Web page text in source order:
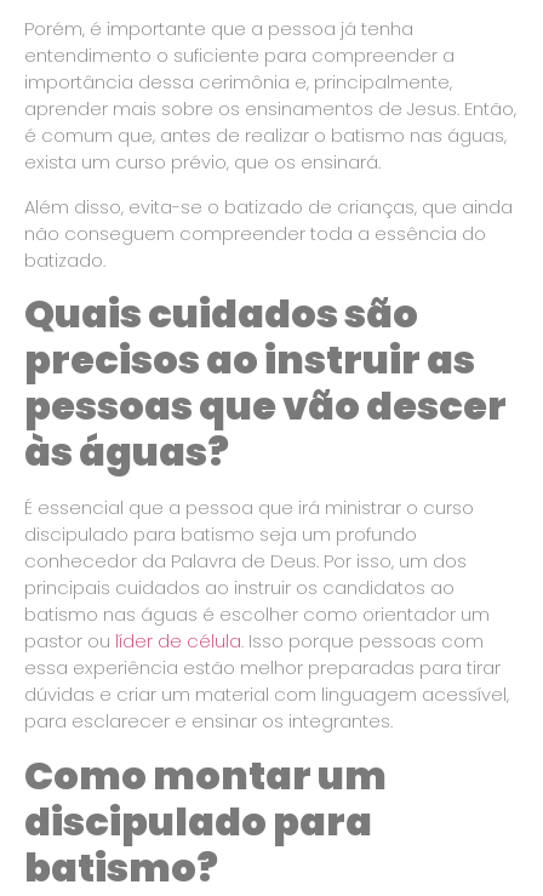
Porém, é importante que a pessoa já tenha
entendimento o suficiente para compreender a
importância dessa cerimônia e, principalmente,
aprender mais sobre os ensinamentos de Jesus. Então,
é comum que, antes de realizar o batismo nas águas,
exista um curso prévio, que os ensinará.
Além disso, evita-se o batizado de crianças, que ainda
não conseguem compreender toda a essência do
batizado.
Quais cuidados são
precisos ao instruir as
pessoas que vão descer
às águas?
É essencial que a pessoa que irá ministrar o curso
discipulado para batismo seja um profundo
conhecedor da Palavra de Deus. Por isso, um dos
principais cuidados ao instruir os candidatos ao
batismo nas águas é escolher como orientador um
pastor ou líder de célula. Isso porque pessoas com
essa experiência estão melhor preparadas para tirar
dúvidas e criar um material com linguagem acessível,
para esclarecer e ensinar os integrantes.
Como montar um
discipulado para
batismo?